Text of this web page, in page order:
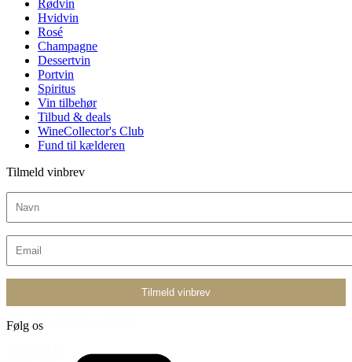
Guado al Tasso 2020
Rødvin
Hvidvin
Rosé
Champagne
Dessertvin
Portvin
Spiritus
Vin tilbehør
Tilbud & deals
WineCollector's Club
Fund til kælderen
Tilmeld vinbrev
Følg os